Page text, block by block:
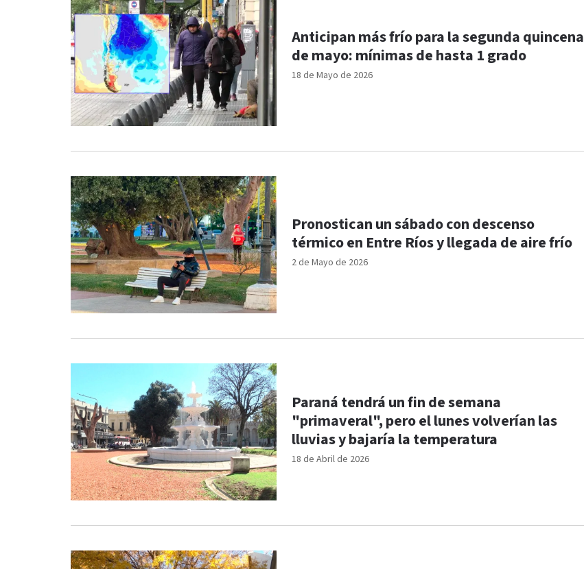
18 de Mayo de 2026
Anticipan más frío para la segunda quincena
de mayo: mínimas de hasta 1 grado
2 de Mayo de 2026
Pronostican un sábado con descenso
térmico en Entre Ríos y llegada de aire frío
18 de Abril de 2026
Paraná tendrá un fin de semana
"primaveral", pero el lunes volverían las
lluvias y bajaría la temperatura